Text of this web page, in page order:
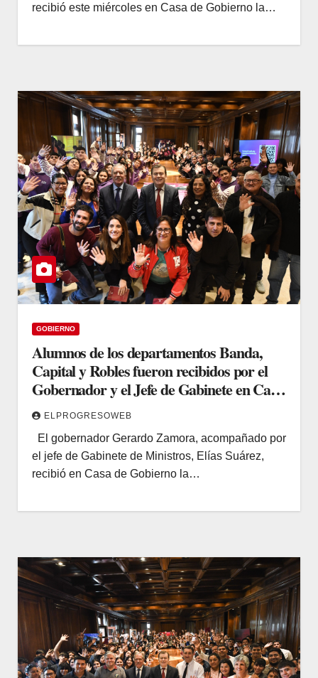
recibió este miércoles en Casa de Gobierno la…
GOBIERNO
Alumnos de los departamentos Banda,
Capital y Robles fueron recibidos por el
Gobernador y el Jefe de Gabinete en Casa
de Gobierno
ELPROGRESOWEB
El gobernador Gerardo Zamora, acompañado por
el jefe de Gabinete de Ministros, Elías Suárez,
recibió en Casa de Gobierno la…